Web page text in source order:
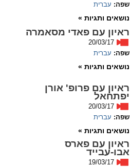
שפה: עברית
נושאים ותגיות »
ראיון עם פאדי מסאמרה
20/03/17
שפה: עברית
נושאים ותגיות »
ראיון עם פרופ' אורן
יפתחאל
20/03/17
שפה: עברית
נושאים ותגיות »
ראיון עם פארס
אבו-עבייד
19/03/17